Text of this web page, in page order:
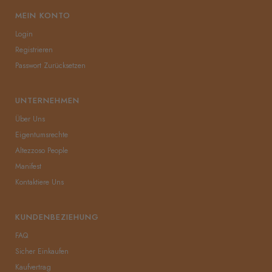
MEIN KONTO
Login
Registrieren
Passwort Zurücksetzen
UNTERNEHMEN
Über Uns
Eigentumsrechte
Altezzoso People
Manifest
Kontaktiere Uns
KUNDENBEZIEHUNG
FAQ
Sicher Einkaufen
Kaufvertrag